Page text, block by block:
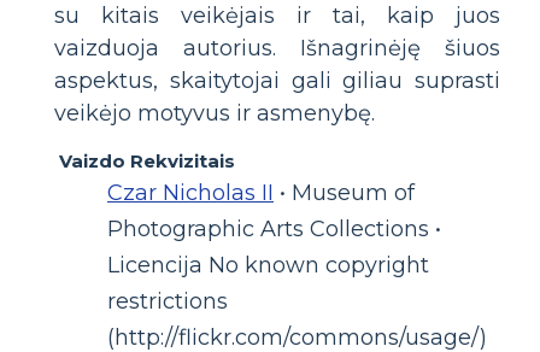
su kitais veikėjais ir tai, kaip juos
vaizduoja autorius. Išnagrinėję šiuos
aspektus, skaitytojai gali giliau suprasti
veikėjo motyvus ir asmenybę.
Vaizdo Rekvizitais
Czar Nicholas II • Museum of
Photographic Arts Collections •
Licencija No known copyright
restrictions
(http://flickr.com/commons/usage/)